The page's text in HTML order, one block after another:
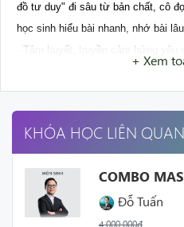
đồ tư duy" đi sâu từ bản chất, cô
học sinh hiểu bài nhanh, nhớ bài
- Tâm huyết, truyền cảm hứng yêu
+ Xem
KHÓA HỌC LIÊN QUAN
COMBO
Đỗ Tuấn
4,000,000đ